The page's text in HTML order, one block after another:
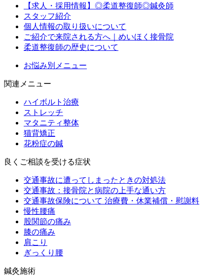
【求人・採用情報】◎柔道整復師◎鍼灸師
スタッフ紹介
個人情報の取り扱いについて
ご紹介で来院される方へ｜めいほく接骨院
柔道整復師の歴史について
お悩み別メニュー
関連メニュー
ハイボルト治療
ストレッチ
マタニティ整体
猫背矯正
花粉症の鍼
良くご相談を受ける症状
交通事故に遭ってしまったときの対処法
交通事故：接骨院と病院の上手な通い方
交通事故保険について 治療費・休業補償・慰謝料
慢性腰痛
股関節の痛み
膝の痛み
肩こり
ぎっくり腰
鍼灸施術